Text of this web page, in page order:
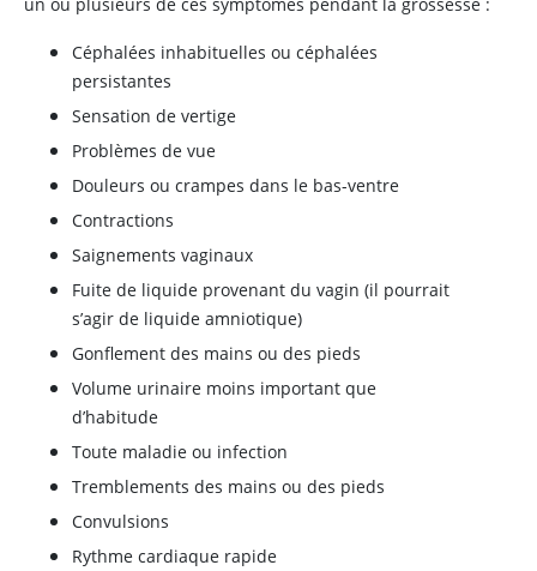
Céphalées inhabituelles ou céphalées
persistantes
Sensation de vertige
Problèmes de vue
Douleurs ou crampes dans le bas-ventre
Contractions
Saignements vaginaux
Fuite de liquide provenant du vagin (il pourrait
s’agir de liquide amniotique)
Gonflement des mains ou des pieds
Volume urinaire moins important que
d’habitude
Toute maladie ou infection
Tremblements des mains ou des pieds
Convulsions
Rythme cardiaque rapide